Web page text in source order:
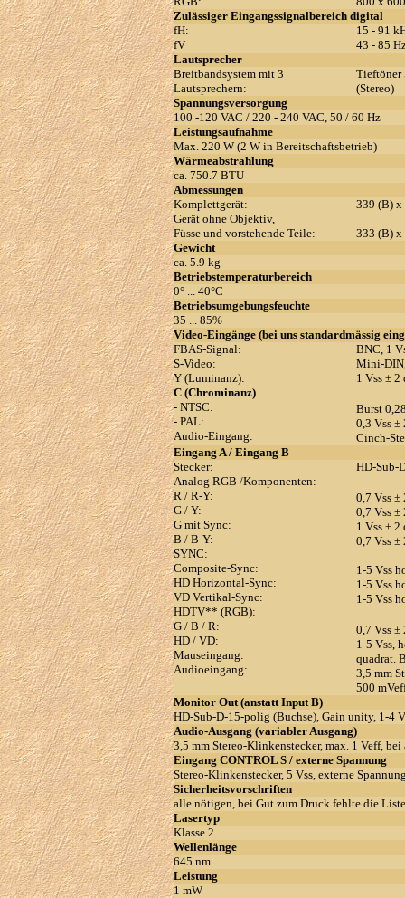
Zulässiger Eingangssignalbereich digital
fH:
fV
15 - 91
43 - 85
Lautsprecher
Breitbandsystem mit 3
Lautsprechern:
Tieftöner
(Stereo)
Spannungsversorgung
100 -120 VAC / 220 - 240 VAC, 50 / 60 Hz
Leistungsaufnahme
Max. 220 W (2 W in Bereitschaftsbetrieb)
Wärmeabstrahlung
ca. 750.7 BTU
Abmessungen
Komplettgerät:
Gerät ohne Objektiv,
Füsse und vorstehende Teile:
339 (B) x
333 (B) x
Gewicht
ca. 5.9 kg
Betriebstemperaturbereich
0° ... 40°C
Betriebsumgebungsfeuchte
35 ... 85%
Video-Eingänge (bei uns standardmässig
FBAS-Signal:
S-Video:
Y (Luminanz):
C (Chrominanz)
- NTSC:
- PAL:
Audio-Eingang:
BNC, 1
Mini-
1 Vss ±
Burst
0,3 Vss
Cinch-
Eingang A / Eingang B
Stecker:
Analog RGB /Komponenten:
R / R-Y:
G / Y:
G mit Sync:
B / B-Y:
SYNC:
Composite-Sync:
HD Horizontal-Sync:
VD Vertikal-Sync:
HDTV** (RGB):
G / B / R:
HD / VD:
Mauseingang:
Audioeingang:
HD-Sub-
0,7 Vss ±
0,7 Vss ±
1 Vss ±
0,7 Vss ±
1-5 Vss
1-5 Vss
1-5 Vss
0,7 Vss ±
1-5 Vss,
quadrat.
3,5 mm
500
Monitor Out (anstatt Input B)
HD-Sub-D-15-polig (Buchse), Gain unity, 1-4
Audio-Ausgang (variabler Ausgang)
3,5 mm Stereo-Klinkenstecker, max. 1 Veff,
Eingang CONTROL S / externe Spannung
Stereo-Klinkenstecker, 5 Vss, externe
Sicherheitsvorschriften
alle nötigen, bei Gut zum Druck fehlte die
Lasertyp
Klasse 2
Wellenlänge
645 nm
Leistung
1 mW